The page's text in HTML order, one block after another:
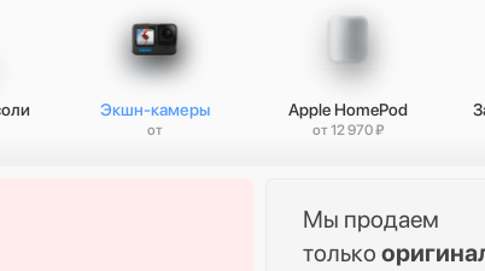
Экшн-камеры
от
Apple HomePod
от 12 970 ₽
Мы продаем
только